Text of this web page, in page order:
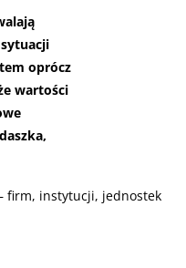
oprócz
wartości
firm, instytucji, jednostek